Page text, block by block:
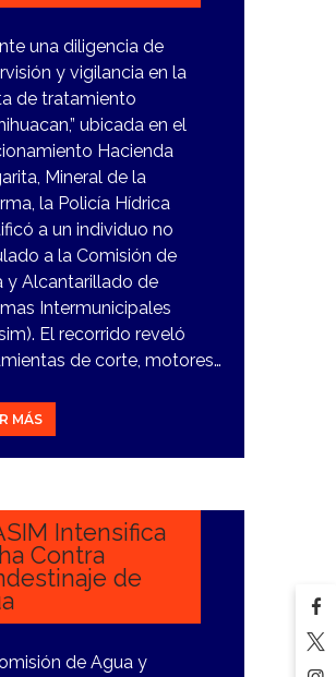
una diligencia de
y vigilancia en la
de tratamiento
ubicada en el
Hacienda
Mineral de la
la Policía Hídrica
a un individuo no
a la Comisión de
y Alcantarillado de
Intermunicipales
El recorrido reveló
de corte, motores…
MÁS
Intensifica
Contra
de
de Agua y